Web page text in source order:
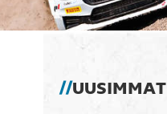
UUSIMMAT